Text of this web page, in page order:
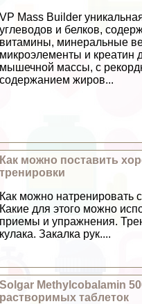
VP Mass Builder
углеводов и белков,
витамины, минеральные
микроэлементы и креатин
мышечной массы, с
содержанием жиров...
Как можно поставить
тренировки
Как можно натренировать
Какие для этого можно
приемы и упражнения.
кулака. Закалка рук....
Solgar Methylcobalamin
растворимых таблеток